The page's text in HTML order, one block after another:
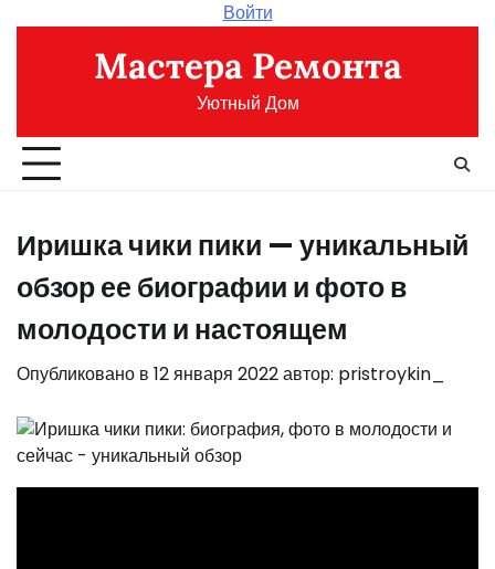
содержимому
Войти
Мастера Ремонта
Уютный Дом
Иришка чики пики — уникальный
обзор ее биографии и фото в
молодости и настоящем
Опубликовано в 12 января 2022автор: pristroykin_